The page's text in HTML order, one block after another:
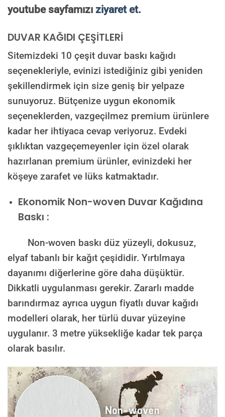
youtube sayfamızı ziyaret et.
DUVAR KAĞIDI ÇEŞİTLERİ
Sitemizdeki 10 çeşit duvar baskı kağıdı
seçenekleriyle, evinizi istediğiniz gibi yeniden
şekillendirmek için size geniş bir yelpaze
sunuyoruz. Bütçenize uygun ekonomik
seçeneklerden, vazgeçilmez premium ürünlere
kadar her ihtiyaca cevap veriyoruz. Evdeki
şıklıktan vazgeçemeyenler için özel olarak
hazırlanan premium ürünler, evinizdeki her
köşeye zarafet ve lüks katmaktadır.
Ekonomik Non-woven Duvar Kağıdına
Baskı :
Non-woven baskı düz yüzeyli, dokusuz,
elyaf tabanlı bir kağıt çeşididir. Yırtılmaya
dayanımı diğerlerine göre daha düşüktür.
Dikkatli uygulanması gerekir. Zararlı madde
barındırmaz ayrıca uygun fiyatlı duvar kağıdı
modelleri olarak, her türlü duvar yüzeyine
uygulanır. 3 metre yüksekliğe kadar tek parça
olarak basılır.